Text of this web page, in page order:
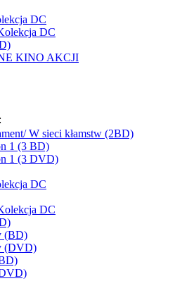
DC
DC
KINO AKCJI
W sieci kłamstw (2BD)
1 (3 BD)
1 (3 DVD)
DC
DC
(BD)
(DVD)